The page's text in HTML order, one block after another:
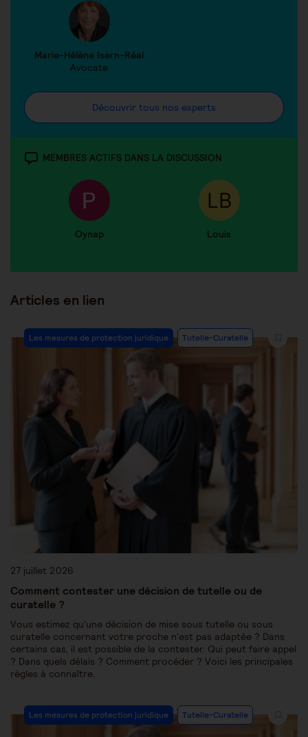
Marie-Hélène Isern-Réal
Avocate
Découvrir tous nos experts
MEMBRES ACTIFS DANS LA DISCUSSION
Oynap Louis
Articles en lien
Les mesures de protection juridique Tutelle-Curatelle
27 juillet 2026
Comment contester une décision de tutelle ou de
curatelle ?
Vous estimez qu'une décision de mise sous tutelle ou sous
curatelle concernant votre proche n'est pas adaptée ? Dans
certains cas, il est possible de la contester. Qui peut faire appel
? Dans quels délais ? Comment procéder ? Voici les principales
règles à connaître.
Les mesures de protection juridique Tutelle-Curatelle